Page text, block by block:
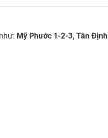
Mỹ Phước 1-2-3, Tân